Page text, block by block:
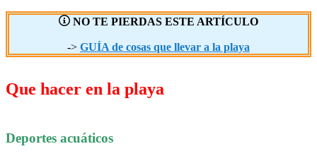
NO TE PIERDAS ESTE ARTÍCULO
-> GUÍA de cosas que llevar a la playa
Que hacer en la playa
Deportes acuáticos